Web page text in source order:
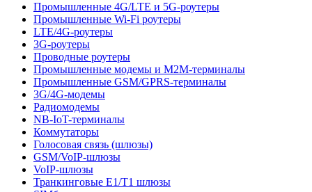
Промышленные 4G/LTE и 5G-роутеры
Промышленные Wi-Fi роутеры
LTE/4G-роутеры
3G-роутеры
Проводные роутеры
Промышленные модемы и M2M-терминалы
Промышленные GSM/GPRS-терминалы
3G/4G-модемы
Радиомодемы
NB-IoT-терминалы
Коммутаторы
Голосовая связь (шлюзы)
GSM/VoIP-шлюзы
VoIP-шлюзы
Транкинговые E1/T1 шлюзы